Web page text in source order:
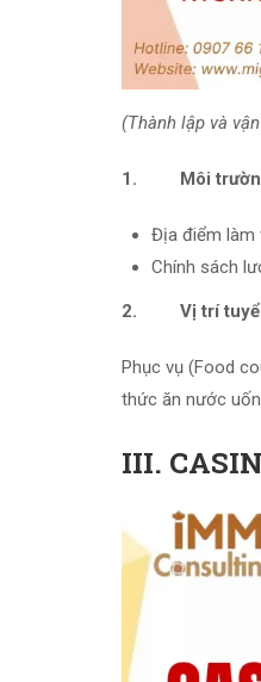
(Thành lập và
1. Môi trường
Địa điểm làm
Chính sách
2. Vị trí
Phục vụ (Food
thức ăn nước
III.